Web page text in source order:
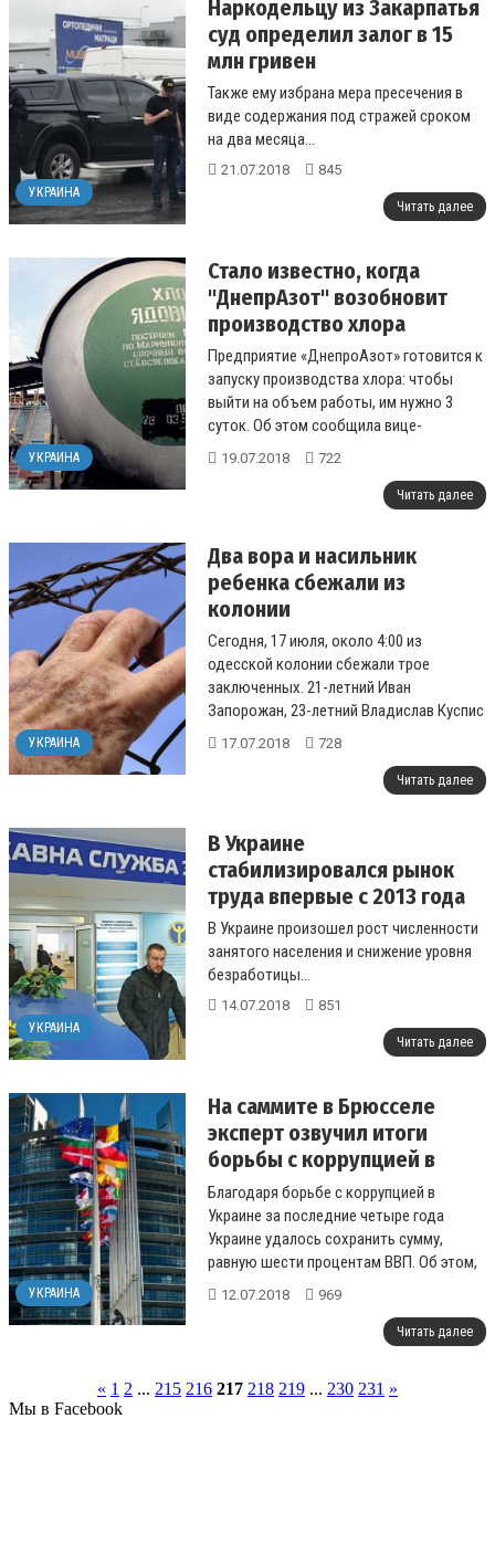
УКРАИНА
Наркодельцу из Закарпатья
суд определил залог в 15
млн гривен
Также ему избрана мера пресечения в
виде содержания под стражей сроком
на два месяца...
21.07.2018 845
Читать далее
УКРАИНА
Стало известно, когда
"ДнепрАзот" возобновит
производство хлора
Предприятие «ДнепроАзот» готовится к
запуску производства хлора: чтобы
выйти на объем работы, им нужно 3
суток. Об этом сообщила вице-
президент Ассоциации водоканалов У...
19.07.2018 722
Читать далее
УКРАИНА
Два вора и насильник
ребенка сбежали из
колонии
Сегодня, 17 июля, около 4:00 из
одесской колонии сбежали трое
заключенных. 21-летний Иван
Запорожан, 23-летний Владислав Куспис
и 26-летний Вячеслав Загорняк. Первые
17.07.2018 728
Читать далее
УКРАИНА
В Украине
стабилизировался рынок
труда впервые с 2013 года
В Украине произошел рост численности
занятого населения и снижение уровня
безработицы...
14.07.2018 851
Читать далее
УКРАИНА
На саммите в Брюсселе
эксперт озвучил итоги
борьбы с коррупцией в
Украине
Благодаря борьбе с коррупцией в
Украине за последние четыре года
Украине удалось сохранить сумму,
равную шести процентам ВВП. Об этом,
там же в Брюсселе заявил директор
12.07.2018 969
Читать далее
« 1 2 ... 215 216 217 218 219 ... 230 231 »
Мы в Facebook